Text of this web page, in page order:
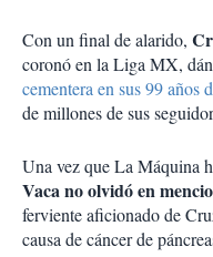
Con un final de alarido,
coronó en la Liga MX,
cementera en sus 99 años
de millones de sus
Una vez que La Máquina
Vaca no olvidó en
ferviente aficionado de
causa de cáncer de